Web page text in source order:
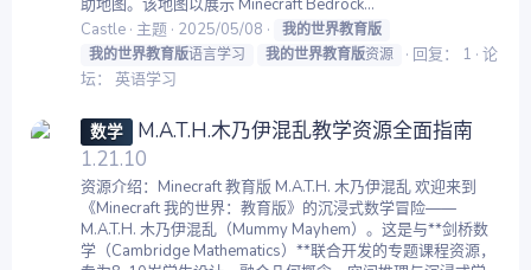
助地图。该地图以展示 Minecraft Bedrock...
Castle 主题 2025/05/08
我的世界教育版
我的世界教育版语言学习 我的世界教育版资源 回复： 1 论
坛： 英语学习
数学
M.A.T.H.木乃伊混乱教学资源全面指南
1.21.10
资源介绍：Minecraft 教育版 M.A.T.H. 木乃伊混乱 欢迎来到
《Minecraft 我的世界：教育版》的沉浸式数学冒险——
M.A.T.H. 木乃伊混乱（Mummy Mayhem）。这是与**剑桥数
学（Cambridge Mathematics）**联合开发的专题课程资源，